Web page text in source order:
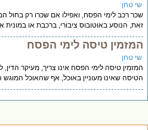
טחן
רכב לימי הפסח, ואפילו אם שכרו רק בחול
הנוסע באוטובוס ציבורי, ברכבת או במונית אינו
טיסה לימי הפסח
טחן
טיסה לימי הפסח אינו צריך, מעיקר הדין,
שאינו מעוניין באוכל, אף שהאוכל המוגש